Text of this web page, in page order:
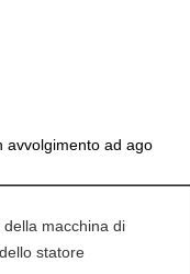
avvolgimento ad ago
macchina di
statore